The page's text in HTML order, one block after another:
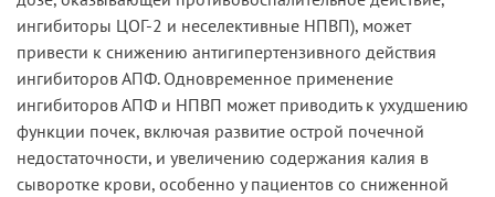
ингибиторы ЦОГ-2 и неселективные НПВП), может
привести к снижению антигипертензивного действия
ингибиторов АПФ. Одновременное применение
ингибиторов АПФ и НПВП может приводить к ухудшению
функции почек, включая развитие острой почечной
недостаточности, и увеличению содержания калия в
сыворотке крови, особенно у пациентов со сниженной